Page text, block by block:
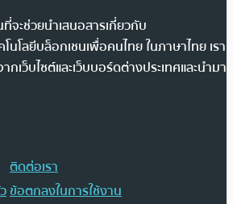
จะช่วยนำเสนอสารเกี่ยวกับ
นโลยีบล็อกเชนเพื่อคนไทย ในภาษาไทย เรา
เว็บไซต์และเว็บบอร์ดต่างประเทศและนำมา
ติดต่อเรา
ข้อตกลงในการใช้งาน